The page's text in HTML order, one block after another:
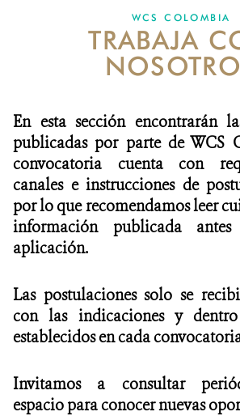
NOTICIAS
WCS VISUAL
ALIADOS Y ALIANZAS
COBERTURA EN MEDIOS DE
INFORME ANUAL WCS
MECANISMO DE ATENCIÓN DE
DONA
WCS COLOMBIA
TRABAJA
En esta sección encontrarán
publicadas por parte de WCS
convocatoria cuenta con
canales e instrucciones de
por lo que recomendamos leer
información publicada
aplicación.
Las postulaciones solo se
con las indicaciones y
establecidos en cada
Invitamos a consultar
espacio para conocer nuevas